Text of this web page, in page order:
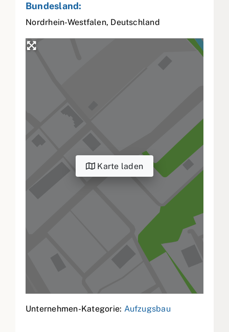
Bundesland:
Nordrhein-Westfalen, Deutschland
Karte laden
Unternehmen-Kategorie: Aufzugsbau